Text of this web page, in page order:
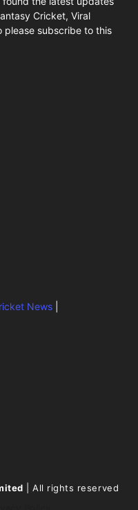
Cricket, Viral
please subscribe to this
News
| All rights reserved